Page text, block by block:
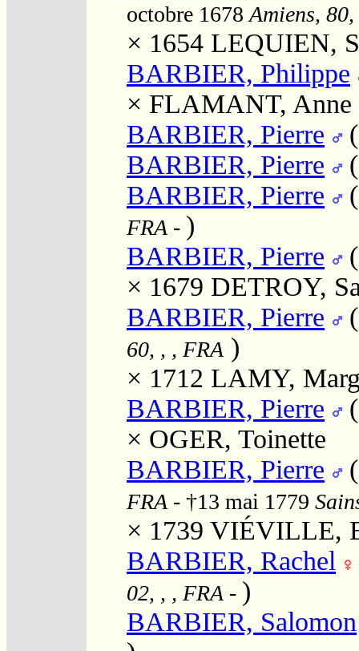
octobre 1678 Amiens,
× 1654 LEQUIEN,
BARBIER, Philippe
× FLAMANT, Anne
BARBIER, Pierre
BARBIER, Pierre
BARBIER, Pierre
FRA - )
BARBIER, Pierre
× 1679 DETROY,
BARBIER, Pierre
60, , , FRA )
× 1712 LAMY,
BARBIER, Pierre
× OGER, Toinette
BARBIER, Pierre
FRA - †13 mai 1779
× 1739 VIÉVILLE,
BARBIER, Rachel
02, , , FRA - )
BARBIER, Salomon